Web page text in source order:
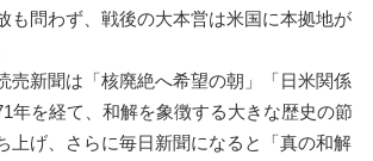
も問わず、戦後の大本営は米国に本拠地が
新聞は「核廃絶へ希望の朝」「日米関係
年を経て、和解を象徴する大きな歴史の節
上げ、さらに毎日新聞になると「真の和解